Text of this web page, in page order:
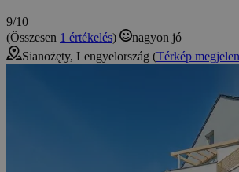
9/10
(Összesen 1 értékelés)
nagyon jó
Sianożęty, Lengyelország (Térkép